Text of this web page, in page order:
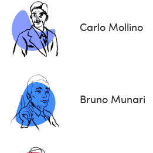
Carlo Mollino
Bruno Munari